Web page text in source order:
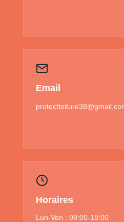
Email
Horaires
Lun-Ven : 08:00-18:00